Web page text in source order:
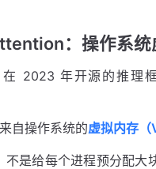
：操作系统
2023 年开源的推理
自操作系统的虚拟内存（
不是给每个进程预分配